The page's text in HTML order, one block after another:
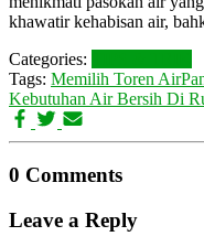
khawatir kehabisan air,
Categories:
Tags: Memilih Toren Air
Kebutuhan Air Bersih Di
0 Comments
Leave a Reply